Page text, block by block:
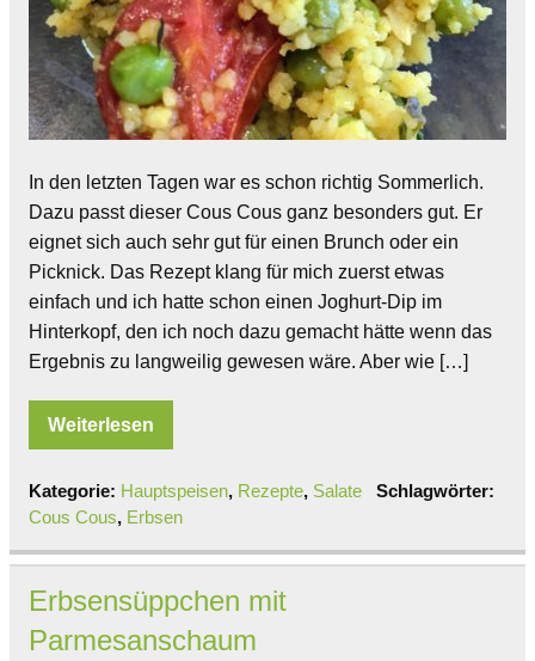
In den letzten Tagen war es schon richtig Sommerlich.
Dazu passt dieser Cous Cous ganz besonders gut. Er
eignet sich auch sehr gut für einen Brunch oder ein
Picknick. Das Rezept klang für mich zuerst etwas
einfach und ich hatte schon einen Joghurt-Dip im
Hinterkopf, den ich noch dazu gemacht hätte wenn das
Ergebnis zu langweilig gewesen wäre. Aber wie […]
Weiterlesen
Kategorie: Hauptspeisen, Rezepte, Salate
Schlagwörter:
Cous Cous, Erbsen
Erbsensüppchen mit
Parmesanschaum